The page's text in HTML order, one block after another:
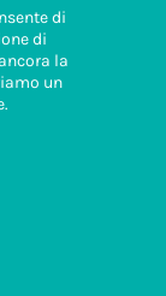
di
di
la
un